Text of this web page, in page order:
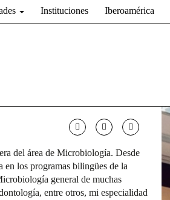
Instituciones Iberoamérica
del área de Microbiología. Desde
en los programas bilingües de la
general de muchas
entre otros, mi especialidad